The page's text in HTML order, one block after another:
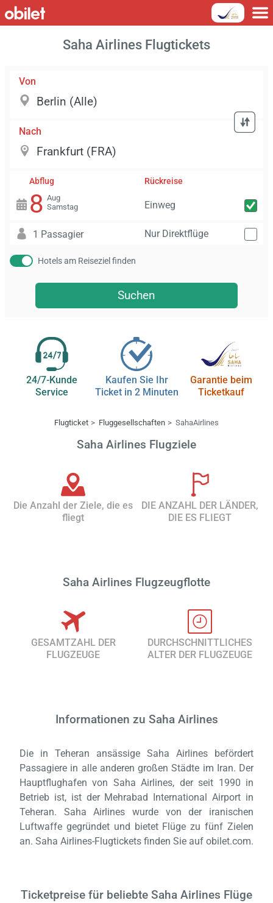
Saha Airlines Flugtickets
Von
Nach
Abflug
8 Aug
Samstag
Rückreise
Einweg
1 Passagier Nur Direktflüge
Hotels am Reiseziel finden
Suchen
24/7-Kunde
Service
Kaufen Sie Ihr
Ticket in 2 Minuten
Garantie beim
Ticketkauf
Flugticket Fluggesellschaften SahaAirlines
Saha Airlines Flugziele
Die Anzahl der Ziele, die es
fliegt
DIE ANZAHL DER LÄNDER,
DIE ES FLIEGT
Saha Airlines Flugzeugflotte
GESAMTZAHL DER
FLUGZEUGE
DURCHSCHNITTLICHES
ALTER DER FLUGZEUGE
Informationen zu Saha Airlines
Die in Teheran ansässige Saha Airlines befördert
Passagiere in alle anderen großen Städte im Iran. Der
Hauptflughafen von Saha Airlines, der seit 1990 in
Betrieb ist, ist der Mehrabad International Airport in
Teheran. Saha Airlines wurde von der iranischen
Luftwaffe gegründet und bietet Flüge zu fünf Zielen
an. Saha Airlines-Flugtickets finden Sie auf obilet.com.
Ticketpreise für beliebte Saha Airlines Flüge